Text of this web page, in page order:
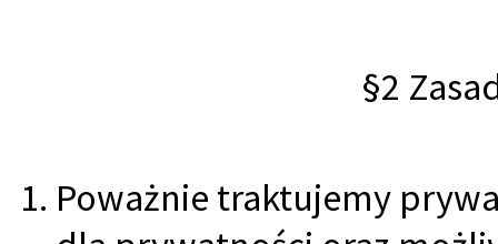
§2
Poważnie traktujemy